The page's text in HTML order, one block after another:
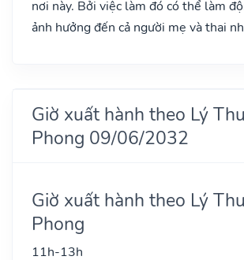
nơi này. Bởi việc làm đó có thể làm
ảnh hưởng đến cả người mẹ và thai
Giờ xuất hành theo Lý
Phong 09/06/2032
Giờ xuất hành theo Lý
Phong
11h-13h